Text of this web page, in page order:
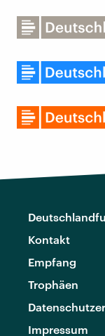
Kontakt
Empfang
Trophäen
Impressum